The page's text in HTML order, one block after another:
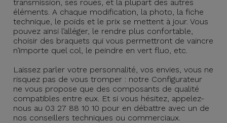
transmission, ses roues, et la plupart des autres
éléments. A chaque modification, la photo, la fiche
technique, le poids et le prix se mettent à jour. Vous
pouvez ainsi l’alléger, le rendre plus confortable,
choisir des braquets qui vous permettront de vaincre
n’importe quel col, le peindre en vert fluo, etc.
Laissez parler votre personnalité, vos envies, vous ne
risquez pas de vous tromper : notre Configurateur
ne vous propose que des composants de qualité
compatibles entre eux. Et si vous hésitez, appelez-
nous au 03 27 88 10 10 pour en débattre avec un de
nos conseillers techniques ou commerciaux.